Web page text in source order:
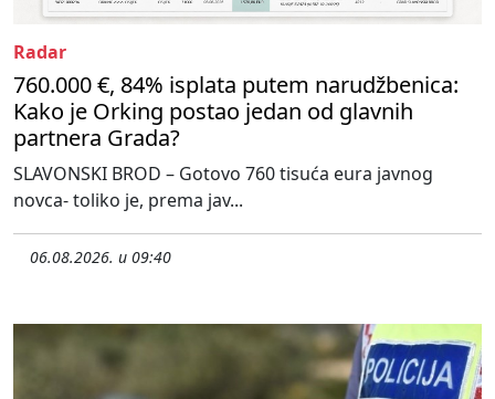
Radar
760.000 €, 84% isplata putem narudžbenica:
Kako je Orking postao jedan od glavnih
partnera Grada?
SLAVONSKI BROD – Gotovo 760 tisuća eura javnog
novca- toliko je, prema jav...
06.08.2026. u 09:40